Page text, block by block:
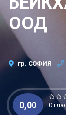
ООД
гр. СОФИЯ
0,00 0